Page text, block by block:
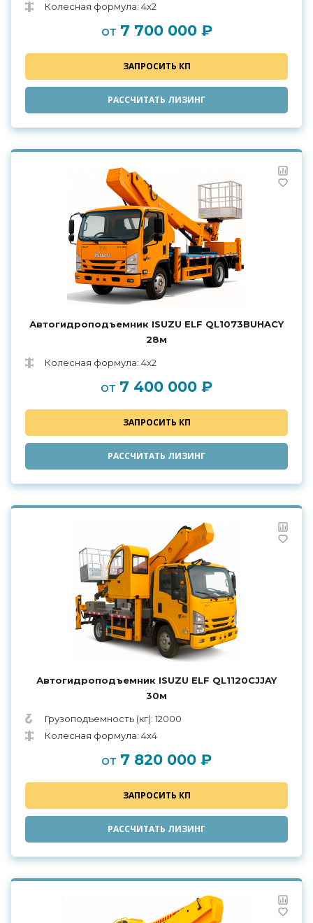
Колесная формула: 4х2
от 7 700 000 ₽
ЗАПРОСИТЬ КП
РАССЧИТАТЬ ЛИЗИНГ
Автогидроподъемник ISUZU ELF QL1073BUHACY
28м
Колесная формула: 4х2
от 7 400 000 ₽
ЗАПРОСИТЬ КП
РАССЧИТАТЬ ЛИЗИНГ
Автогидроподъемник ISUZU ELF QL1120CJJAY
30м
Грузоподъемность (кг): 12000
Колесная формула: 4х4
от 7 820 000 ₽
ЗАПРОСИТЬ КП
РАССЧИТАТЬ ЛИЗИНГ